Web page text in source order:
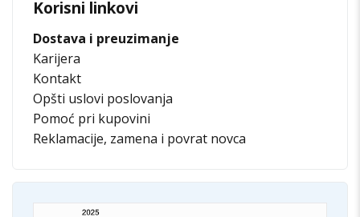
Korisni linkovi
Dostava i preuzimanje
Karijera
Kontakt
Opšti uslovi poslovanja
Pomoć pri kupovini
Reklamacije, zamena i povrat novca